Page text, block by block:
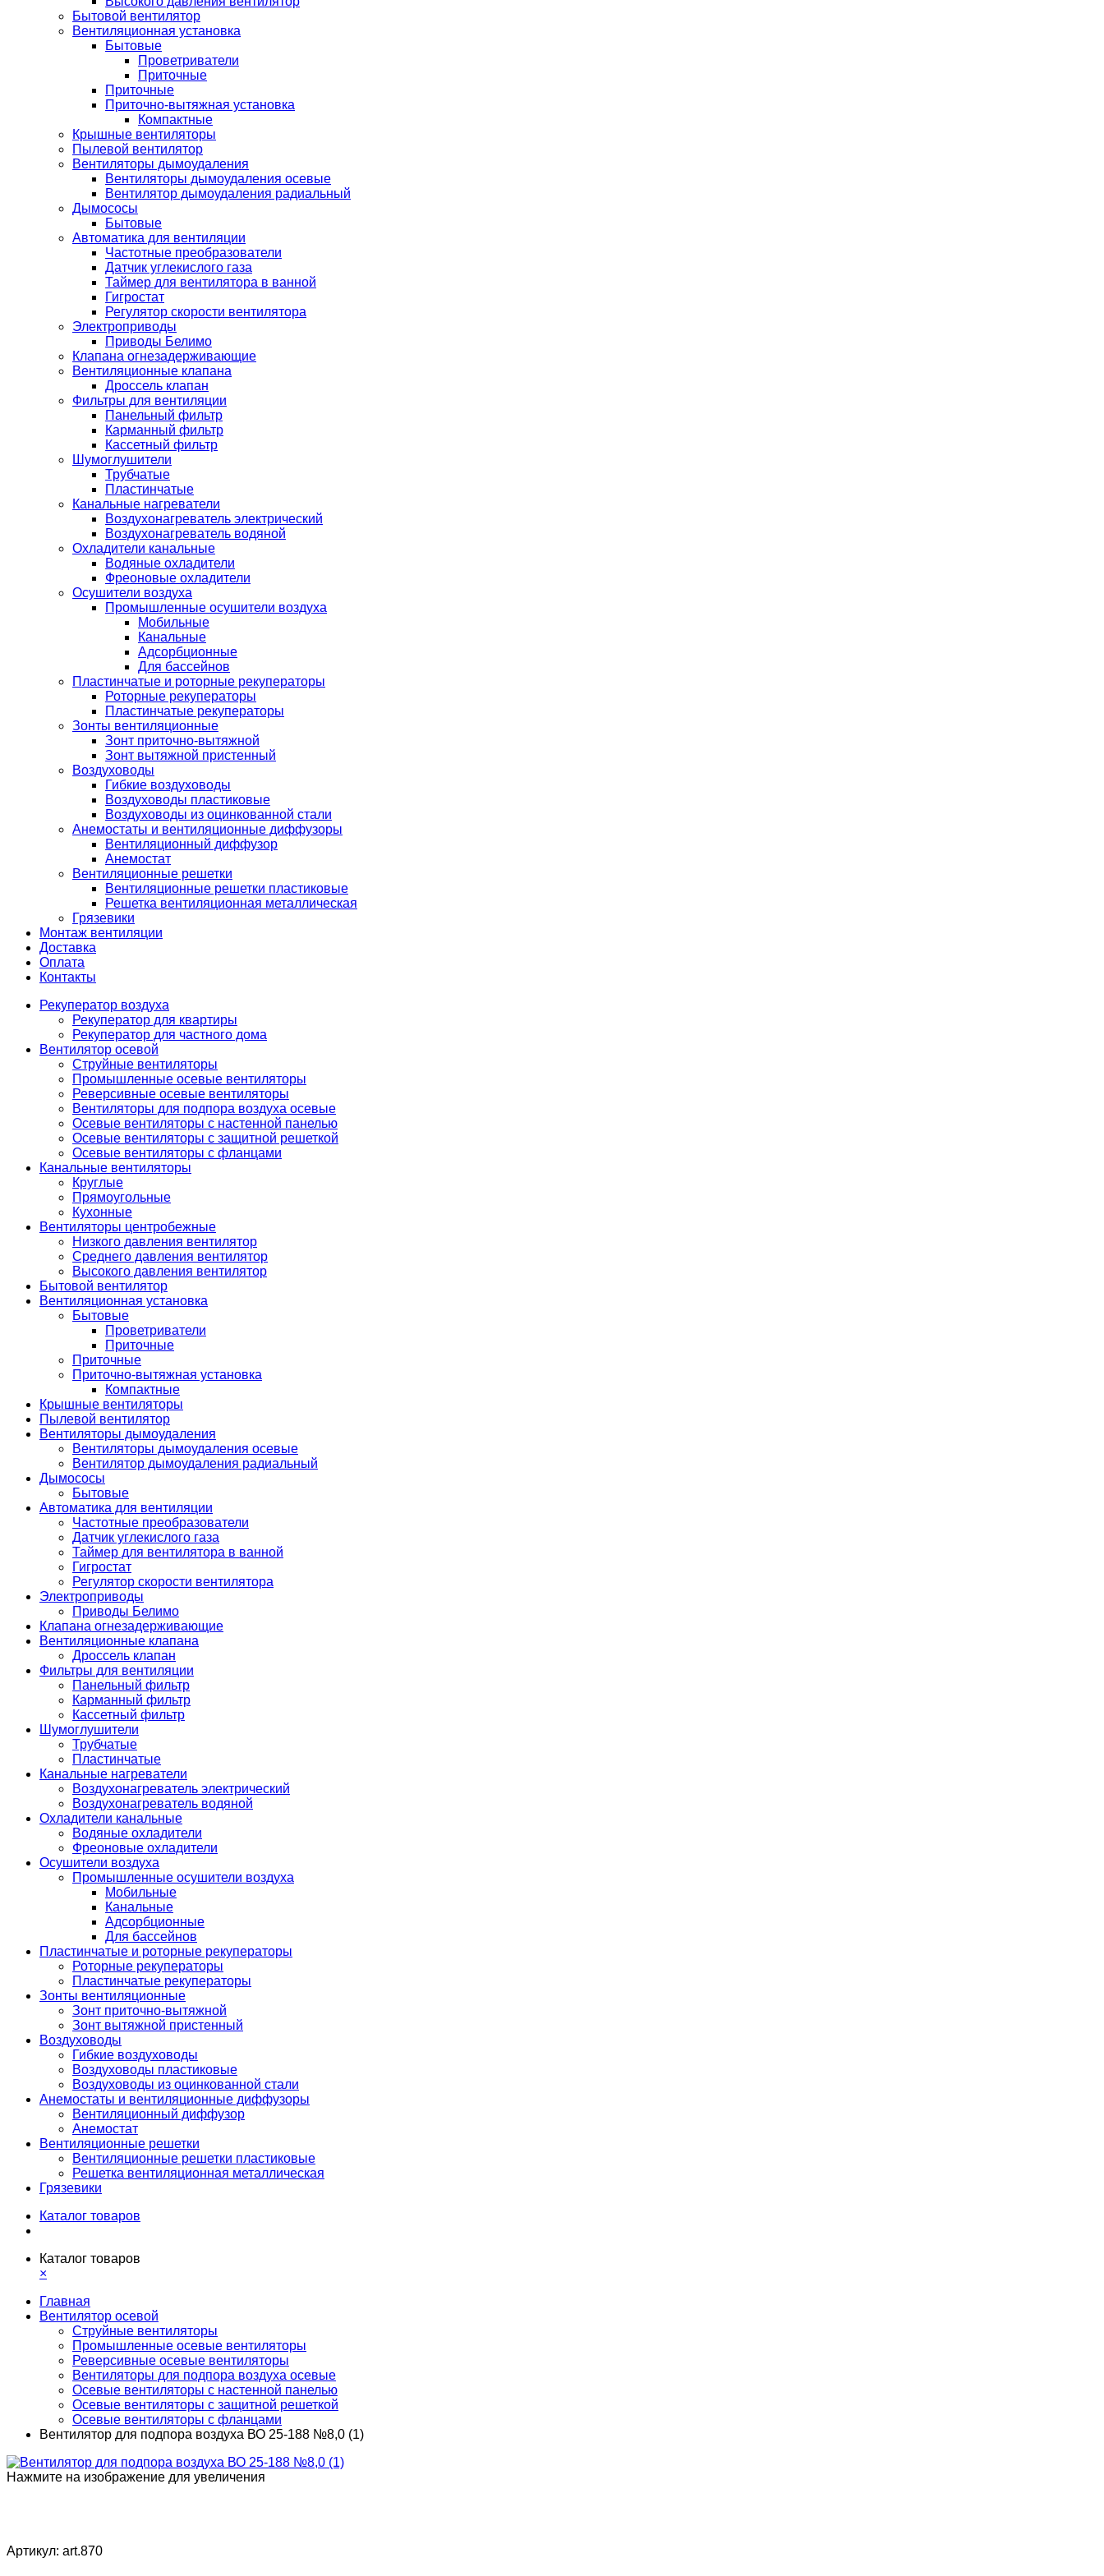
Бытовой вентилятор
Вентиляционная установка
Бытовые
Проветриватели
Приточные
Приточные
Приточно-вытяжная установка
Компактные
Крышные вентиляторы
Пылевой вентилятор
Вентиляторы дымоудаления
Вентиляторы дымоудаления осевые
Вентилятор дымоудаления радиальный
Дымососы
Бытовые
Автоматика для вентиляции
Частотные преобразователи
Датчик углекислого газа
Таймер для вентилятора в ванной
Гигростат
Регулятор скорости вентилятора
Электроприводы
Приводы Белимо
Клапана огнезадерживающие
Вентиляционные клапана
Дроссель клапан
Фильтры для вентиляции
Панельный фильтр
Карманный фильтр
Кассетный фильтр
Шумоглушители
Трубчатые
Пластинчатые
Канальные нагреватели
Воздухонагреватель электрический
Воздухонагреватель водяной
Охладители канальные
Водяные охладители
Фреоновые охладители
Осушители воздуха
Промышленные осушители воздуха
Мобильные
Канальные
Адсорбционные
Для бассейнов
Пластинчатые и роторные рекуператоры
Роторные рекуператоры
Пластинчатые рекуператоры
Зонты вентиляционные
Зонт приточно-вытяжной
Зонт вытяжной пристенный
Воздуховоды
Гибкие воздуховоды
Воздуховоды пластиковые
Воздуховоды из оцинкованной стали
Анемостаты и вентиляционные диффузоры
Вентиляционный диффузор
Анемостат
Вентиляционные решетки
Вентиляционные решетки пластиковые
Решетка вентиляционная металлическая
Грязевики
Монтаж вентиляции
Доставка
Оплата
Контакты
Рекуператор воздуха
Рекуператор для квартиры
Рекуператор для частного дома
Вентилятор осевой
Струйные вентиляторы
Промышленные осевые вентиляторы
Реверсивные осевые вентиляторы
Вентиляторы для подпора воздуха осевые
Осевые вентиляторы с настенной панелью
Осевые вентиляторы с защитной решеткой
Осевые вентиляторы с фланцами
Канальные вентиляторы
Круглые
Прямоугольные
Кухонные
Вентиляторы центробежные
Низкого давления вентилятор
Среднего давления вентилятор
Высокого давления вентилятор
Бытовой вентилятор
Вентиляционная установка
Бытовые
Проветриватели
Приточные
Приточные
Приточно-вытяжная установка
Компактные
Крышные вентиляторы
Пылевой вентилятор
Вентиляторы дымоудаления
Вентиляторы дымоудаления осевые
Вентилятор дымоудаления радиальный
Дымососы
Бытовые
Автоматика для вентиляции
Частотные преобразователи
Датчик углекислого газа
Таймер для вентилятора в ванной
Гигростат
Регулятор скорости вентилятора
Электроприводы
Приводы Белимо
Клапана огнезадерживающие
Вентиляционные клапана
Дроссель клапан
Фильтры для вентиляции
Панельный фильтр
Карманный фильтр
Кассетный фильтр
Шумоглушители
Трубчатые
Пластинчатые
Канальные нагреватели
Воздухонагреватель электрический
Воздухонагреватель водяной
Охладители канальные
Водяные охладители
Фреоновые охладители
Осушители воздуха
Промышленные осушители воздуха
Мобильные
Канальные
Адсорбционные
Для бассейнов
Пластинчатые и роторные рекуператоры
Роторные рекуператоры
Пластинчатые рекуператоры
Зонты вентиляционные
Зонт приточно-вытяжной
Зонт вытяжной пристенный
Воздуховоды
Гибкие воздуховоды
Воздуховоды пластиковые
Воздуховоды из оцинкованной стали
Анемостаты и вентиляционные диффузоры
Вентиляционный диффузор
Анемостат
Вентиляционные решетки
Вентиляционные решетки пластиковые
Решетка вентиляционная металлическая
Грязевики
Каталог товаров
Каталог товаров
×
Главная
Вентилятор осевой
Струйные вентиляторы
Промышленные осевые вентиляторы
Реверсивные осевые вентиляторы
Вентиляторы для подпора воздуха осевые
Осевые вентиляторы с настенной панелью
Осевые вентиляторы с защитной решеткой
Осевые вентиляторы с фланцами
Вентилятор для подпора воздуха ВО 25-188 №8,0 (1)
Нажмите на изображение для увеличения
Артикул: art.870